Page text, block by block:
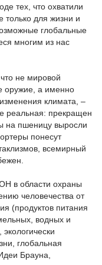
тех, что охватили
только для жизни и
глобальные
многим из нас
не мировой
оружие, а именно
климата, –
реальная: прекращен
на пшеницу выросли
понесут
всемирный
в области охраны
человечества от
(продуктов питания
водных и
глобальная
Брауна,